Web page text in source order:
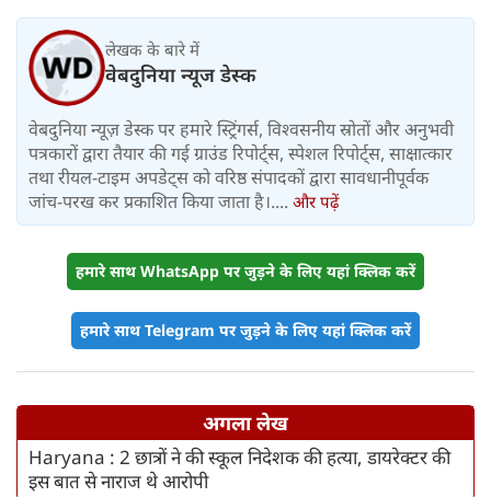
लेखक के बारे में
वेबदुनिया न्यूज डेस्क
वेबदुनिया न्यूज़ डेस्क पर हमारे स्ट्रिंगर्स, विश्वसनीय स्रोतों और अनुभवी
पत्रकारों द्वारा तैयार की गई ग्राउंड रिपोर्ट्स, स्पेशल रिपोर्ट्स, साक्षात्कार
तथा रीयल-टाइम अपडेट्स को वरिष्ठ संपादकों द्वारा सावधानीपूर्वक
जांच-परख कर प्रकाशित किया जाता है।.... और पढ़ें
हमारे साथ WhatsApp पर जुड़ने के लिए यहां क्लिक करें
हमारे साथ Telegram पर जुड़ने के लिए यहां क्लिक करें
अगला लेख
Haryana : 2 छात्रों ने की स्कूल निदेशक की हत्या, डायरेक्‍टर की
इस बात से नाराज थे आरोपी